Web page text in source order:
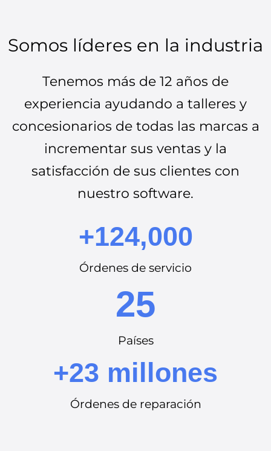
Somos líderes en la industria
Tenemos más de 12 años de
experiencia ayudando a talleres y
concesionarios de todas las marcas a
incrementar sus ventas y la
satisfacción de sus clientes con
nuestro software.
+124,000
Órdenes de servicio
25
Países
+23 millones
Órdenes de reparación